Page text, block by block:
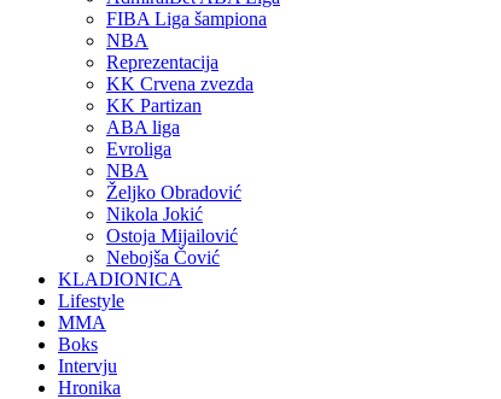
FIBA Liga šampiona
NBA
Reprezentacija
KK Crvena zvezda
KK Partizan
ABA liga
Evroliga
NBA
Željko Obradović
Nikola Jokić
Ostoja Mijailović
Nebojša Čović
KLADIONICA
Lifestyle
MMA
Boks
Intervju
Hronika